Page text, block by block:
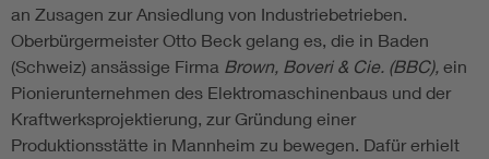
an Zusagen zur Ansiedlung von Industriebetrieben.
Oberbürgermeister Otto Beck gelang es, die in Baden
(Schweiz) ansässige Firma Brown, Boveri & Cie. (BBC), ein
Pionierunternehmen des Elektromaschinenbaus und der
Kraftwerksprojektierung, zur Gründung einer
Produktionsstätte in Mannheim zu bewegen. Dafür erhielt